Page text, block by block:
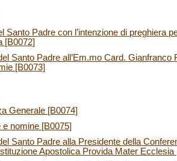
Santo Padre con l’intenzione di preghiera
[B0072]
Santo Padre all’Em.mo Card.
[B0073]
Generale [B0074]
e nomine [B0075]
Santo Padre alla Presidente della
Apostolica Provida Mater Ecclesia